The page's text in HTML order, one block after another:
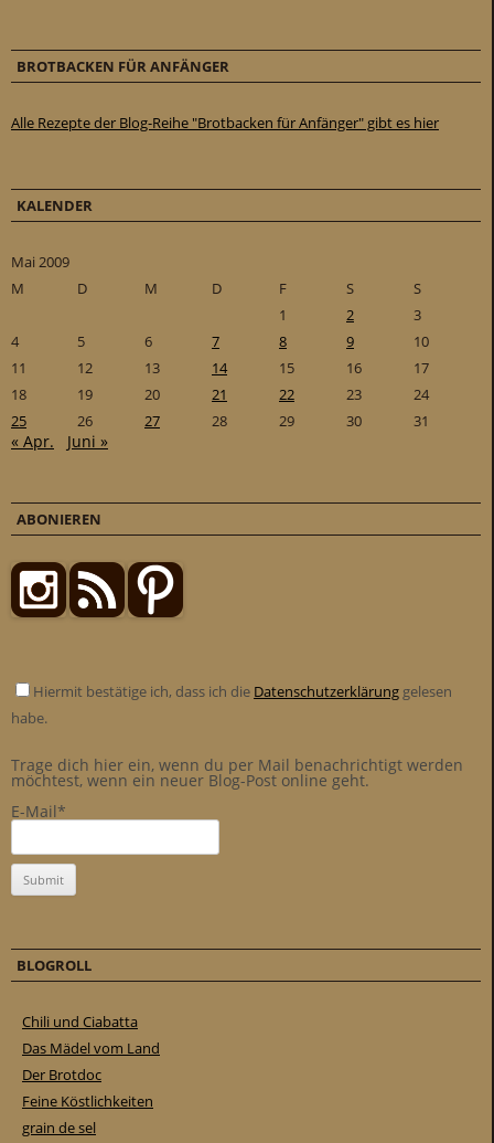
BROTBACKEN FÜR ANFÄNGER
Alle Rezepte der Blog-Reihe "Brotbacken für Anfänger" gibt es hier
KALENDER
Mai 2009
M
D M D F S
S
1
2
3
4
5 6 7 8 9
10
11
12 13 14 15 16
17
18
19 20 21 22 23
24
25
26 27 28 29 30 31
« Apr. Juni »
ABONIEREN
Hiermit bestätige ich, dass ich die Datenschutzerklärung gelesen
habe.
Trage dich hier ein, wenn du per Mail benachrichtigt werden
möchtest, wenn ein neuer Blog-Post online geht.
E-Mail*
BLOGROLL
Chili und Ciabatta
Das Mädel vom Land
Der Brotdoc
Feine Köstlichkeiten
grain de sel